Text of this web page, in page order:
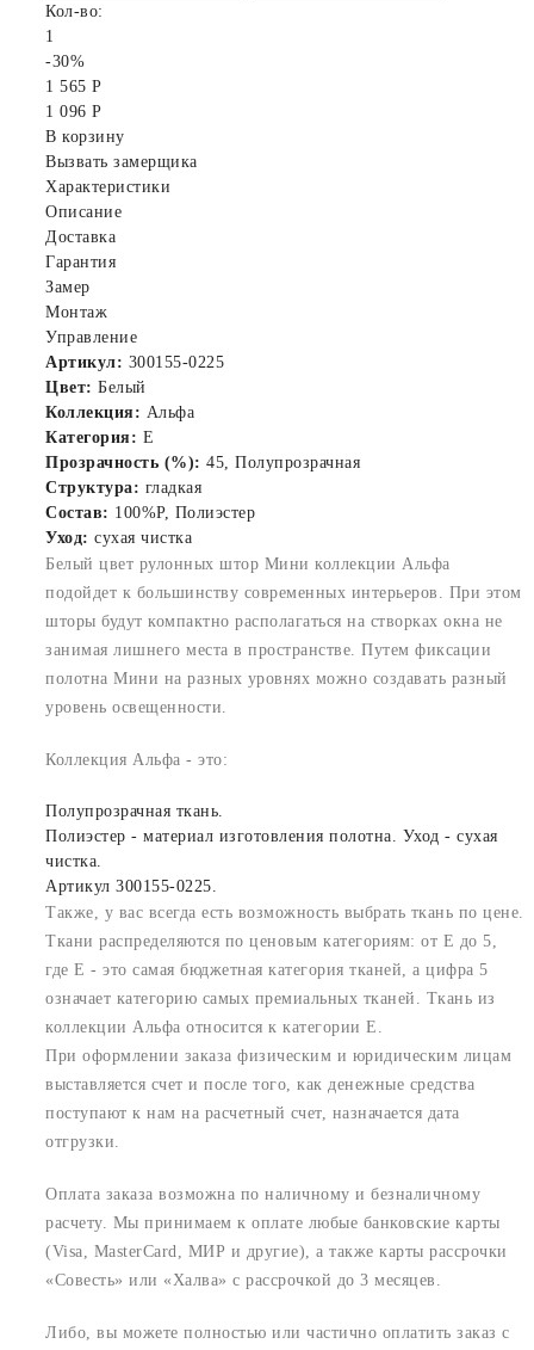
Кол-во:
1
-30%
1 565 Р
1 096 Р
В корзину
Вызвать замерщика
Характеристики
Описание
Доставка
Гарантия
Замер
Монтаж
Управление
Артикул: 300155-0225
Цвет: Белый
Коллекция: Альфа
Категория: E
Прозрачность (%): 45, Полупрозрачная
Структура: гладкая
Состав: 100%P, Полиэстер
Уход: сухая чистка
Белый цвет рулонных штор Мини коллекции Альфа
подойдет к большинству современных интерьеров. При этом
шторы будут компактно располагаться на створках окна не
занимая лишнего места в пространстве. Путем фиксации
полотна Мини на разных уровнях можно создавать разный
уровень освещенности.
Коллекция Альфа - это:
Полупрозрачная ткань.
Полиэстер - материал изготовления полотна. Уход - сухая
чистка.
Артикул 300155-0225.
Также, у вас всегда есть возможность выбрать ткань по цене.
Ткани распределяются по ценовым категориям: от E до 5,
где Е - это самая бюджетная категория тканей, а цифра 5
означает категорию самых премиальных тканей. Ткань из
коллекции Альфа относится к категории E.
При оформлении заказа физическим и юридическим лицам
выставляется счет и после того, как денежные средства
поступают к нам на расчетный счет, назначается дата
отгрузки.
Оплата заказа возможна по наличному и безналичному
расчету. Мы принимаем к оплате любые банковские карты
(Visa, MasterCard, МИР и другие), а также карты рассрочки
«Совесть» или «Халва» с рассрочкой до 3 месяцев.
Либо, вы можете полностью или частично оплатить заказ с